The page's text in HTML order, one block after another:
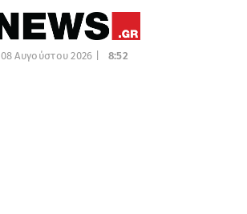
08 Αυγούστου 2026 | 8:52